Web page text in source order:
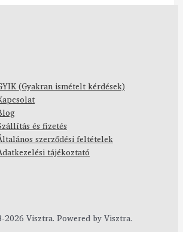
(Gyakran ismételt kérdések)
és fizetés
szerződési feltételek
tájékoztató
Visztra. Powered by Visztra.